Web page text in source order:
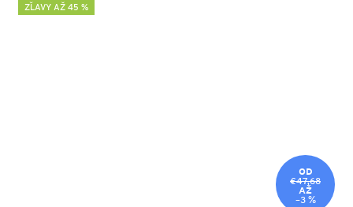
ZĽAVY AŽ 45 %
OD
€47,68
AŽ
–3 %